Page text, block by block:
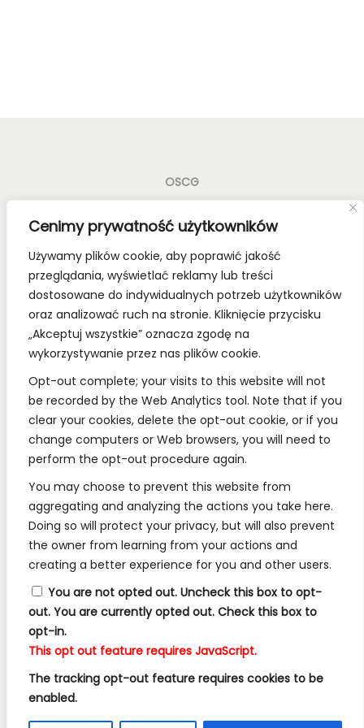
Cenimy prywatność użytkowników
Używamy plików cookie, aby poprawić jakość
przeglądania, wyświetlać reklamy lub treści
dostosowane do indywidualnych potrzeb użytkowników
oraz analizować ruch na stronie. Kliknięcie przycisku
„Akceptuj wszystkie” oznacza zgodę na
wykorzystywanie przez nas plików cookie.
Opt-out complete; your visits to this website will not
be recorded by the Web Analytics tool. Note that if you
clear your cookies, delete the opt-out cookie, or if you
change computers or Web browsers, you will need to
perform the opt-out procedure again.
You may choose to prevent this website from
aggregating and analyzing the actions you take here.
Doing so will protect your privacy, but will also prevent
the owner from learning from your actions and
creating a better experience for you and other users.
You are not opted out. Uncheck this box to opt-
out. You are currently opted out. Check this box to
opt-in.
This opt out feature requires JavaScript.
The tracking opt-out feature requires cookies to be
enabled.
OSCG
styl życia!
Bądź z nami na bieżąco, dołącz do naszych mediów
społecznościowych.
REGULAMINY:
Regulamin
RODO
Regulamin Konkursów
INFORMACJE:
Wysyłka i Dostawa
Metody Płatności w Naszym Sklepie
Kontakt